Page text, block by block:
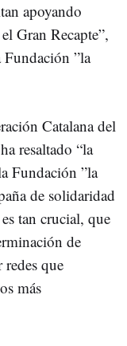
apoyando
Gran Recapte”,
Fundación ”la
Catalana del
resaltado “la
Fundación ”la
de solidaridad
tan crucial, que
de
redes que
más